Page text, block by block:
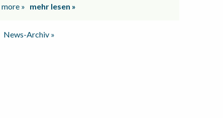
News-Archiv »
more » mehr lesen »